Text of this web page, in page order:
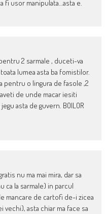
fi usor manipulata…asta e.
2 sarmale , duceti-va
lumea asta ba fomistilor.
pentru o lingura de fasole ,2
de unde macar iesiti
asta de guvern. BOILOR
nu ma mai mira, dar sa
ca la sarmale) in parcul
mancare de cartofi de-i zicea
vechi), asta chiar ma face sa